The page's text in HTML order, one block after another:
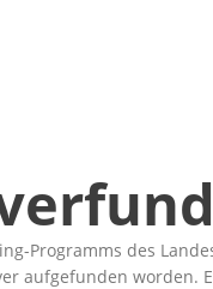
Programms des
aufgefunden worden.